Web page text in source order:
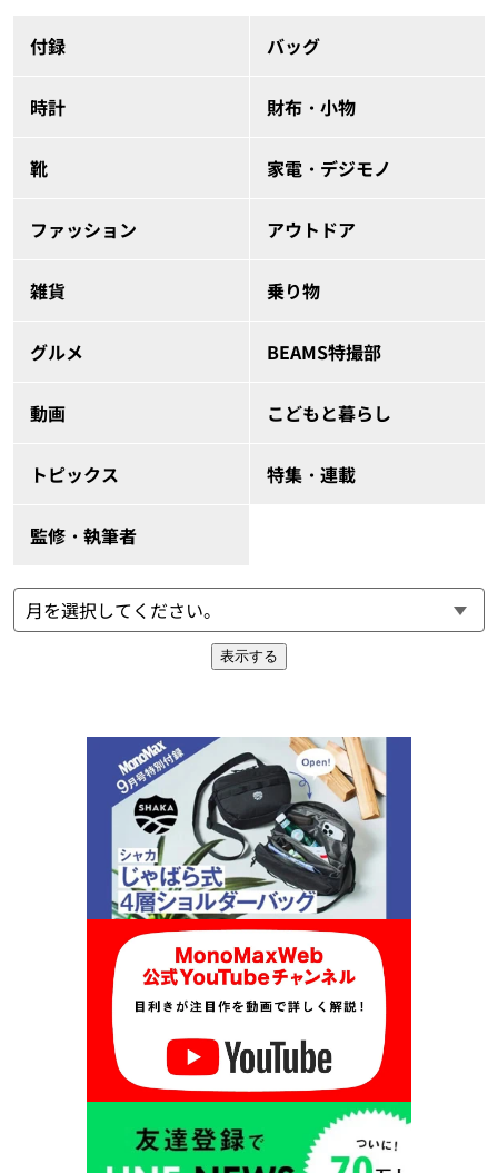
付録 バッグ
時計 財布・小物
靴 家電・デジモノ
ファッション アウトドア
雑貨 乗り物
グルメ BEAMS特撮部
動画 こどもと暮らし
トピックス 特集・連載
監修・執筆者
表示する